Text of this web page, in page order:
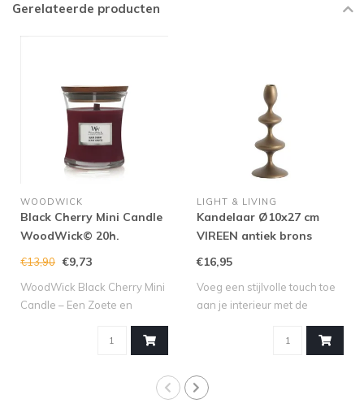
Gerelateerde producten
WOODWICK
Black Cherry Mini Candle
WoodWick© 20h.
€13,90 €9,73
WoodWick Black Cherry Mini
Candle – Een Zoete en
LIGHT & LIVING
Kandelaar Ø10x27 cm
VIREEN antiek brons
€16,95
Voeg een stijlvolle touch toe
aan je interieur met de